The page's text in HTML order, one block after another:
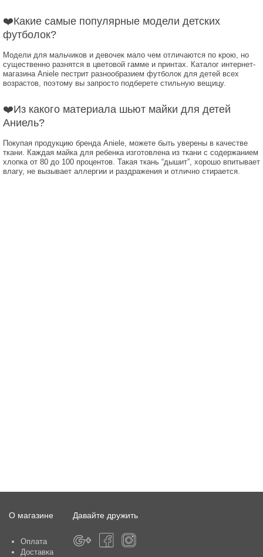
❤️Какие самые популярные модели детских
футболок?
Модели для мальчиков и девочек мало чем отличаются по крою, но
существенно разнятся в цветовой гамме и принтах. Каталог интернет-
магазина Aniele пестрит разнообразием футболок для детей всех
возрастов, поэтому вы запросто подберете стильную вещицу.
❤️Из какого материала шьют майки для детей
Аниель?
Покупая продукцию бренда Aniele, можете быть уверены в качестве
ткани. Каждая майка для ребенка изготовлена из ткани с содержанием
хлопка от 80 до 100 процентов. Такая ткань “дышит”, хорошо впитывает
влагу, не вызывает аллергии и раздражения и отлично стирается.
О магазине
Оплата
Доставка
Давайте дружить